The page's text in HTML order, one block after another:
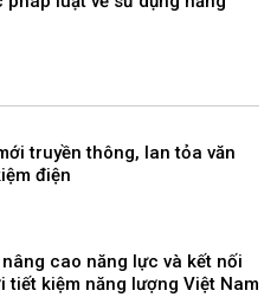
truyền thông, lan tỏa văn
điện
cao năng lực và kết nối
tiết kiệm năng lượng Việt Nam